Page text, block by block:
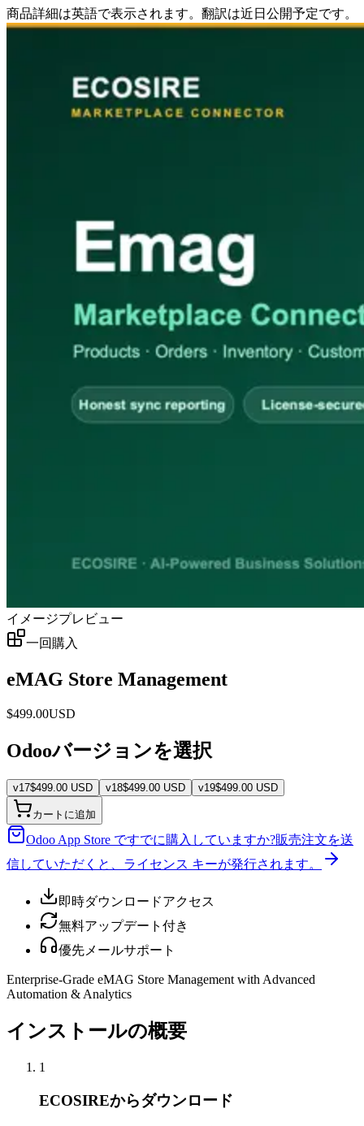
商品詳細は英語で表示されます。翻訳は近日公開予定です。
イメージプレビュー
一回購入
eMAG Store Management
$499.00USD
Odooバージョンを選択
v17$499.00 USD v18$499.00 USD v19$499.00 USD
カートに追加
Odoo App Store ですでに購入していますか?販売注文を送
信していただくと、ライセンス キーが発行されます。
即時ダウンロードアクセス
無料アップデート付き
優先メールサポート
Enterprise-Grade eMAG Store Management with Advanced
Automation & Analytics
インストールの概要
1
ECOSIREからダウンロード